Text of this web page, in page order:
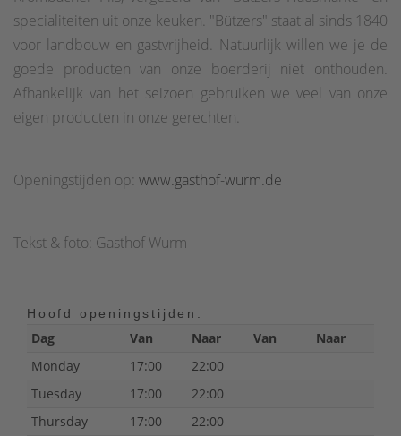
specialiteiten uit onze keuken. "Bützers" staat al sinds 1840
voor landbouw en gastvrijheid. Natuurlijk willen we je de
goede producten van onze boerderij niet onthouden.
Afhankelijk van het seizoen gebruiken we veel van onze
eigen producten in onze gerechten.
Openingstijden op: www.gasthof-wurm.de
Tekst & foto: Gasthof Wurm
Hoofd openingstijden:
Dag Van Naar Van
Naar
Monday
17:00
22:00
Tuesday
17:00
22:00
Thursday
17:00 22:00